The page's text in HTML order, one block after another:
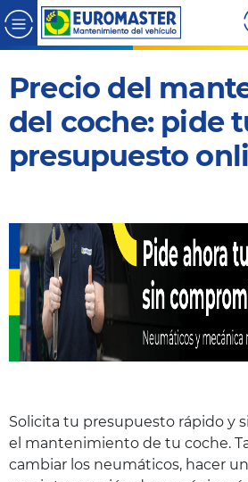
Precio del
del coche: pide
presupuesto
Solicita tu presupuesto rápido y
el mantenimiento de tu coche.
cambiar los neumáticos, hacer